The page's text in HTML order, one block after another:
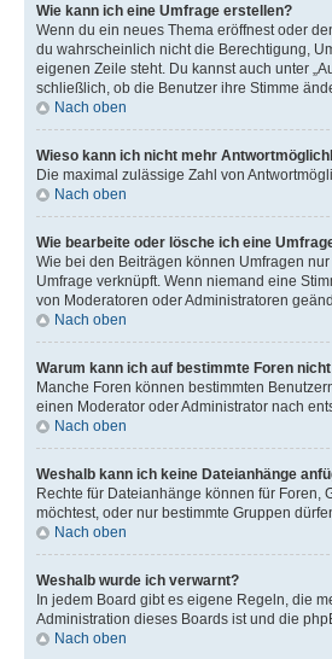
Wie kann ich eine Umfrage erstellen?
Wenn du ein neues Thema eröffnest oder
du wahrscheinlich nicht die Berechtigung,
eigenen Zeile steht. Du kannst auch unter
schließlich, ob die Benutzer ihre Stimme
Nach oben
Wieso kann ich nicht mehr
Die maximal zulässige Zahl von
Nach oben
Wie bearbeite oder lösche ich eine
Wie bei den Beiträgen können Umfragen
Umfrage verknüpft. Wenn niemand eine
von Moderatoren oder Administratoren
Nach oben
Warum kann ich auf bestimmte Foren
Manche Foren können bestimmten
einen Moderator oder Administrator nach
Nach oben
Weshalb kann ich keine Dateianhänge
Rechte für Dateianhänge können für Foren,
möchtest, oder nur bestimmte Gruppen
Nach oben
Weshalb wurde ich verwarnt?
In jedem Board gibt es eigene Regeln, die
Administration dieses Boards ist und die
Nach oben